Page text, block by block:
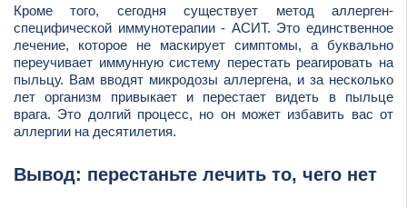
Кроме того, сегодня существует метод аллерген-
специфической иммунотерапии - АСИТ. Это единственное
лечение, которое не маскирует симптомы, а буквально
переучивает иммунную систему перестать реагировать на
пыльцу. Вам вводят микродозы аллергена, и за несколько
лет организм привыкает и перестает видеть в пыльце
врага. Это долгий процесс, но он может избавить вас от
аллергии на десятилетия.
Вывод: перестаньте лечить то, чего нет